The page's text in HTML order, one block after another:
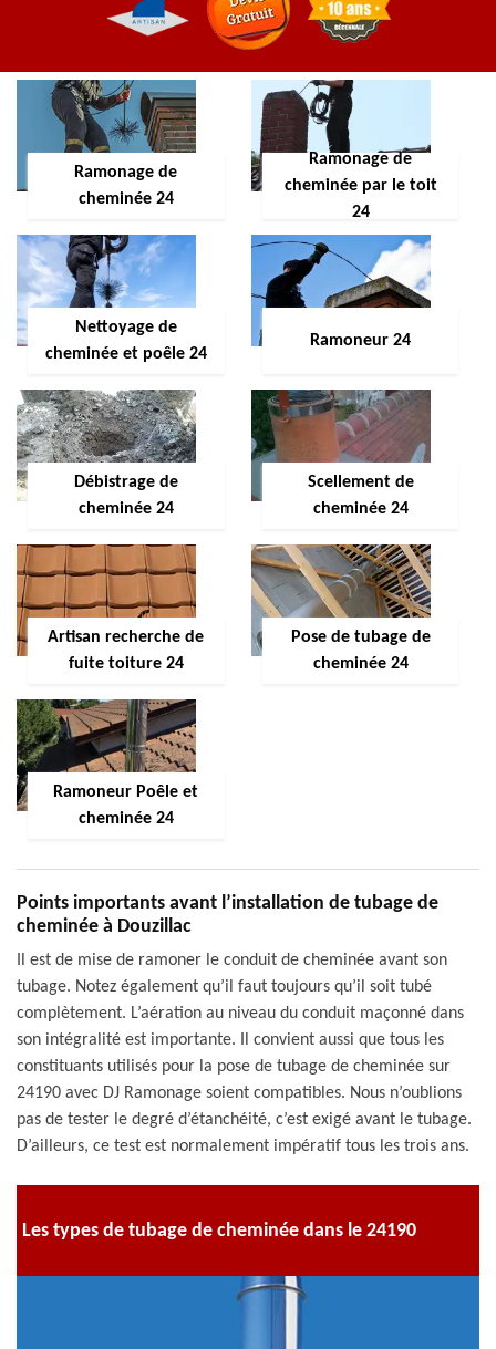
Ramonage de
cheminée 24
Ramonage de
cheminée par le toit
24
Nettoyage de
cheminée et poêle 24
Ramoneur 24
Débistrage de
cheminée 24
Scellement de
cheminée 24
Artisan recherche de
fuite toiture 24
Pose de tubage de
cheminée 24
Ramoneur Poêle et
cheminée 24
Points importants avant l’installation de tubage de
cheminée à Douzillac
Il est de mise de ramoner le conduit de cheminée avant son
tubage. Notez également qu’il faut toujours qu’il soit tubé
complètement. L’aération au niveau du conduit maçonné dans
son intégralité est importante. Il convient aussi que tous les
constituants utilisés pour la pose de tubage de cheminée sur
24190 avec DJ Ramonage soient compatibles. Nous n’oublions
pas de tester le degré d’étanchéité, c’est exigé avant le tubage.
D’ailleurs, ce test est normalement impératif tous les trois ans.
Les types de tubage de cheminée dans le 24190